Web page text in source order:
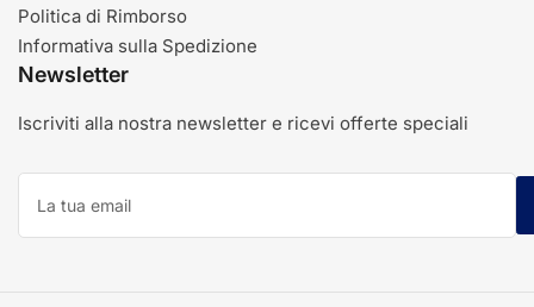
Politica di Rimborso
Informativa sulla Spedizione
Newsletter
Iscriviti alla nostra newsletter e ricevi offerte speciali
La
tua